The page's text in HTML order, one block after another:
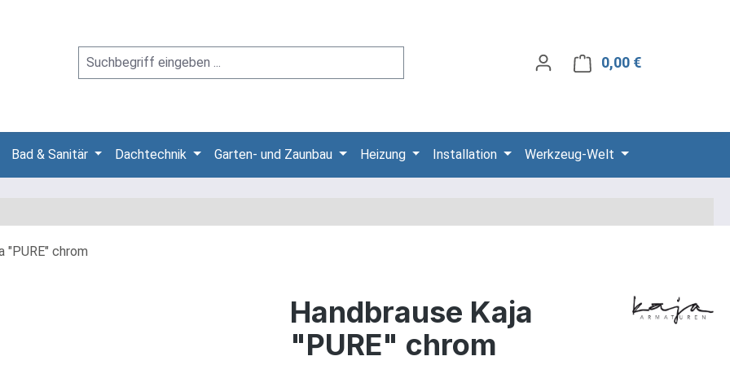
0,00 €Warenkorb
Bad & Sanitär Dachtechnik Garten- und Zaunbau Heizung Installation Werkzeug-Welt
Handbrause Kaja
"PURE" chrom